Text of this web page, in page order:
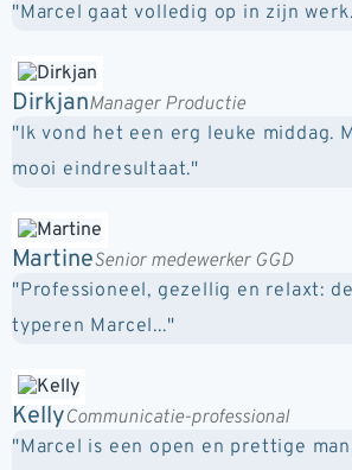
"Marcel gaat volledig op in zijn
DirkjanManager Productie
"Ik vond het een erg leuke middag.
mooi eindresultaat."
MartineSenior medewerker GGD
"Professioneel, gezellig en relaxt:
typeren Marcel..."
KellyCommunicatie-professional
"Marcel is een open en prettige